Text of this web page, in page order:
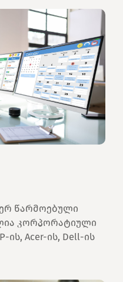
წარმოებული
კორპორატიული
Acer-ის, Dell-ის